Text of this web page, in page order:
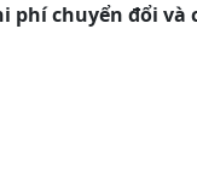
phí chuyển đổi